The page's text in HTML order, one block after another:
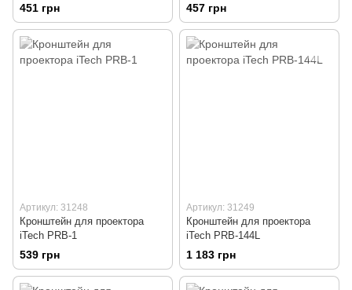
451 грн 457 грн
Артикул: 31248
Кронштейн для проектора
iTech PRB-1
539 грн
Артикул: 31249
Кронштейн для проектора
iTech PRB-144L
1 183 грн